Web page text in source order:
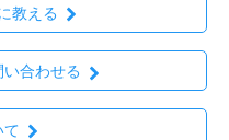
教える
合わせる
て